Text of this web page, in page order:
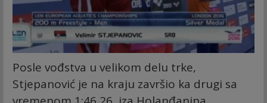
Posle vođstva u velikom delu trke,
Stjepanović je na kraju završio ka drugi sa